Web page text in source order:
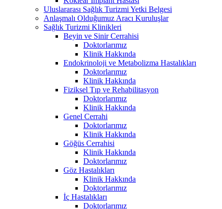
Uluslararası Sağlık Turizmi Yetki Belgesi
Anlaşmalı Olduğumuz Aracı Kuruluşlar
Sağlık Turizmi Klinikleri
Beyin ve Sinir Cerrahisi
Doktorlarımız
Klinik Hakkında
Endokrinoloji ve Metabolizma Hastalıkları
Doktorlarımız
Klinik Hakkında
Fiziksel Tıp ve Rehabilitasyon
Doktorlarımız
Klinik Hakkında
Genel Cerrahi
Doktorlarımız
Klinik Hakkında
Göğüs Cerrahisi
Klinik Hakkında
Doktorlarımız
Göz Hastalıkları
Klinik Hakkında
Doktorlarımız
İç Hastalıkları
Doktorlarımız